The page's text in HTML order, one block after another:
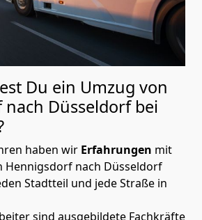
Du ein Umzug von
nach Düsseldorf bei
haben wir Erfahrungen mit
Hennigsdorf nach Düsseldorf
Stadtteil und jede Straße in
sind ausgebildete Fachkräfte